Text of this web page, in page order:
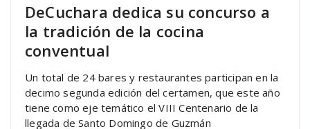
DeCuchara dedica su concurso a
la tradición de la cocina
conventual
Un total de 24 bares y restaurantes participan en la
decimo segunda edición del certamen, que este año
tiene como eje temático el VIII Centenario de la
llegada de Santo Domingo de Guzmán